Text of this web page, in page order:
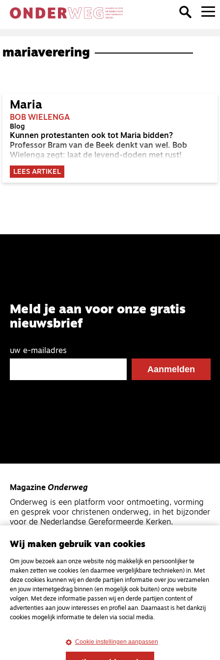
mariaverering
Maria
BOB WIELENGA
Blog
Kunnen protestanten ook tot Maria bidden?
Professor Bram van de Beek denkt van wel. Bob
Wielenga zegt: laat de levend-doden met rust!
LEES ARTIKEL
Meld je aan voor onze gratis
nieuwsbrief
uw e-mailadres
Magazine Onderweg
Onderweg is een platform voor ontmoeting, vorming
en gesprek voor christenen onderweg, in het bijzonder
voor de Nederlandse Gereformeerde Kerken.
MagazineOnderweg
Kvk-nummer 33277063
NL46 INGB 0117 5827 86
info@onderwegonline.nl
Wij maken gebruik van cookies
Om jouw bezoek aan onze website nóg makkelijk en persoonlijker te
maken zetten we cookies (en daarmee vergelijkbare technieken) in. Met
deze cookies kunnen wij en derde partijen informatie over jou verzamelen
en jouw internetgedrag binnen (en mogelijk ook buiten) onze website
volgen. Met deze informatie passen wij en derde partijen content of
advertenties aan jouw interesses en profiel aan. Daarnaast is het dankzij
cookies mogelijk informatie te delen via social media.
Cookie instellingen aanpassen